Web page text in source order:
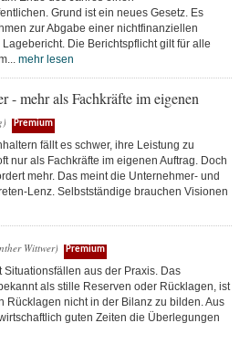
Grund ist ein neues Gesetz. Es
zur Abgabe einer nichtfinanziellen
Die Berichtspflicht gilt für alle
mehr lesen
- mehr als Fachkräfte im eigenen
Premium
fällt es schwer, ihre Leistung zu
nur als Fachkräfte im eigenen Auftrag. Doch
mehr. Das meint die Unternehmer- und
Lenz. Selbstständige brauchen Visionen
Wittwer) Premium
aus der Praxis. Das
als stille Reserven oder Rücklagen, ist
Rücklagen nicht in der Bilanz zu bilden. Aus
guten Zeiten die Überlegungen